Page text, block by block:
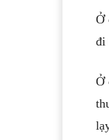
Ở
đi
Ở